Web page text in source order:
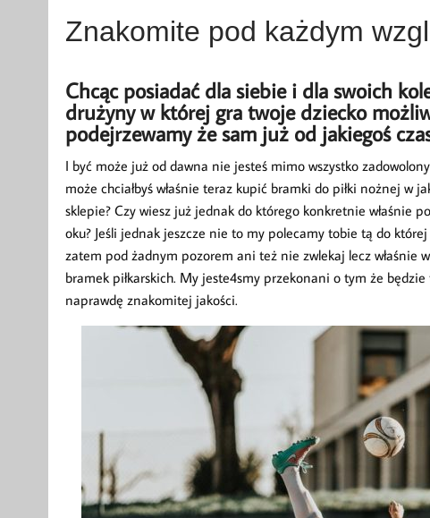
Znakomite pod każdym
Chcąc posiadać dla siebie i dla swoich
drużyny w której gra twoje dziecko
podejrzewamy że sam już od jakiegoś
I być może już od dawna nie jesteś mimo wszystko
może chciałbyś właśnie teraz kupić bramki do piłki nożnej
sklepie? Czy wiesz już jednak do którego konkretnie właśnie
oku? Jeśli jednak jeszcze nie to my polecamy tobie tą do
zatem pod żadnym pozorem ani też nie zwlekaj lecz
bramek piłkarskich. My jeste4smy przekonani o tym że
naprawdę znakomitej jakości.